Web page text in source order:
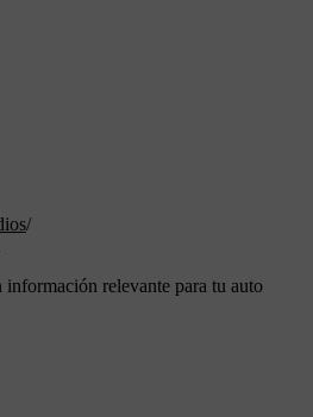
/
información relevante para tu auto